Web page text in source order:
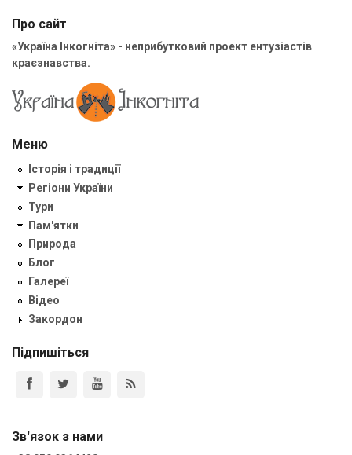
Про сайт
«Україна Інкогніта» - неприбутковий проект ентузіастів
краєзнавства.
Меню
Історія і традиції
Регіони України
Тури
Пам'ятки
Природа
Блог
Галереї
Відео
Закордон
Підпишіться
Зв'язок з нами